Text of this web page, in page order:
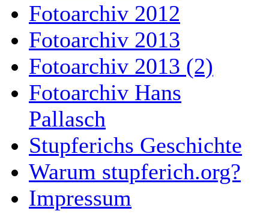
Fotoarchiv 2012
Fotoarchiv 2013
Fotoarchiv 2013 (2)
Fotoarchiv Hans
Pallasch
Stupferichs Geschichte
Warum stupferich.org?
Impressum